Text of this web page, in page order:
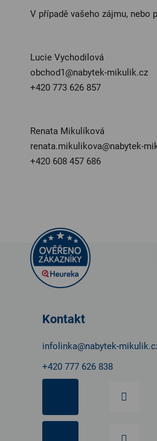
V případě vašeho zájmu,
Lucie Vychodilová
obchod1@nabytek-mikulik.cz
+420 773 626 857
Renata Mikulíková
renata.mikulikova@nabytek-
+420 608 457 686
Kontakt
infolinka@nabytek-
+420 777 626 838